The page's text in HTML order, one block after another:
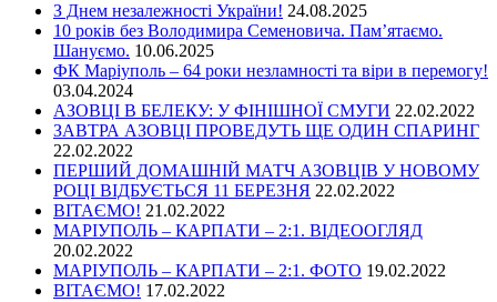
З Днем незалежності України! 24.08.2025
10 років без Володимира Семеновича. Пам’ятаємо.
Шануємо. 10.06.2025
ФК Маріуполь – 64 роки незламності та віри в перемогу!
03.04.2024
АЗОВЦІ В БЕЛЕКУ: У ФІНІШНОЇ СМУГИ 22.02.2022
ЗАВТРА АЗОВЦІ ПРОВЕДУТЬ ЩЕ ОДИН СПАРИНГ
22.02.2022
ПЕРШИЙ ДОМАШНІЙ МАТЧ АЗОВЦІВ У НОВОМУ
РОЦІ ВІДБУЄТЬСЯ 11 БЕРЕЗНЯ 22.02.2022
ВІТАЄМО! 21.02.2022
МАРІУПОЛЬ – КАРПАТИ – 2:1. ВІДЕООГЛЯД
20.02.2022
МАРІУПОЛЬ – КАРПАТИ – 2:1. ФОТО 19.02.2022
ВІТАЄМО! 17.02.2022